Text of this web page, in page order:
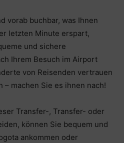
vorab buchbar, was Ihnen
letzten Minute erspart,
und sichere
Ihrem Besuch im Airport
von Reisenden vertrauen
– machen Sie es ihnen nach!
Transfer-, Transfer- oder
können Sie bequem und
ankommen oder